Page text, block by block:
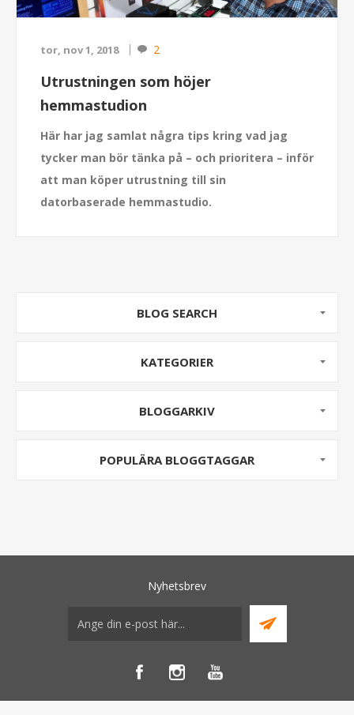
tor, nov 1, 2018 2
Utrustningen som höjer
hemmastudion
Här har jag samlat några tips kring vad jag
tycker man bör tänka på – och prioritera – inför
att man köper utrustning till sin
datorbaserade hemmastudio.
BLOG SEARCH
KATEGORIER
BLOGGARKIV
POPULÄRA BLOGGTAGGAR
Nyhetsbrev